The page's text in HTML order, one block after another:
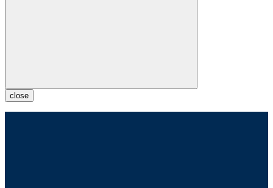
close